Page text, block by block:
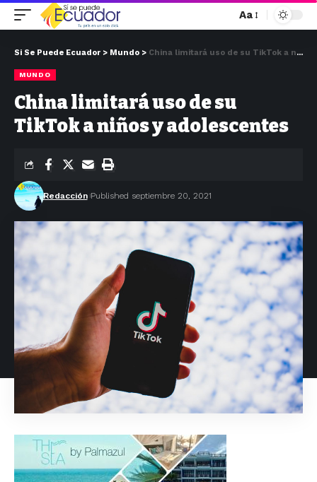
Aa
Si Se Puede Ecuador > Mundo > China limitará uso de su TikTok a niños y adolescentes
MUNDO
China limitará uso de su
TikTok a niños y adolescentes
Redacción Published septiembre 20, 2021